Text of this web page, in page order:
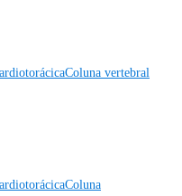
Coluna vertebral
Coluna